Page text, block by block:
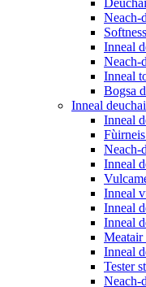
Neach-
Inneal
Neach-
Inneal
Bogsa
Inneal
Inneal
Neach-
Inneal
Inneal
Inneal
Inneal
Meatair
Inneal
Tester
Neach-